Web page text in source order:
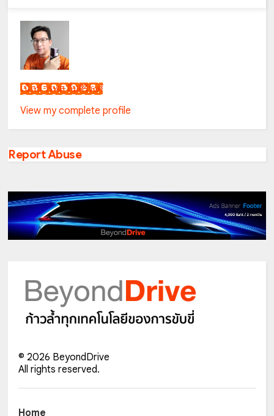
เน็กซ์ วรพล ลิ่มศิริวงศ์
View my complete profile
Report Abuse
© 2026 BeyondDrive
All rights reserved.
Home